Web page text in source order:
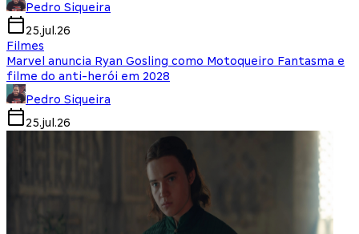
Pedro Siqueira
25.jul.26
Filmes
Marvel anuncia Ryan Gosling como Motoqueiro Fantasma e
filme do anti-herói em 2028
Pedro Siqueira
25.jul.26